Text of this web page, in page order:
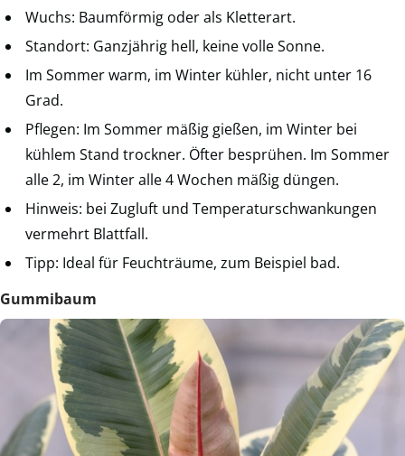
Wuchs: Baumförmig oder als Kletterart.
Standort: Ganzjährig hell, keine volle Sonne.
Im Sommer warm, im Winter kühler, nicht unter 16
Grad.
Pflegen: Im Sommer mäßig gießen, im Winter bei
kühlem Stand trockner. Öfter besprühen. Im Sommer
alle 2, im Winter alle 4 Wochen mäßig düngen.
Hinweis: bei Zugluft und Temperaturschwankungen
vermehrt Blattfall.
Tipp: Ideal für Feuchträume, zum Beispiel bad.
Gummibaum